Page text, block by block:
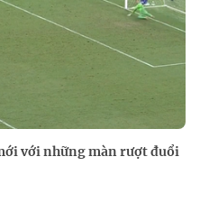
với những màn rượt đuổi